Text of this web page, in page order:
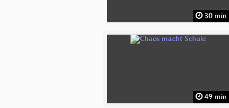
30 min
49 min